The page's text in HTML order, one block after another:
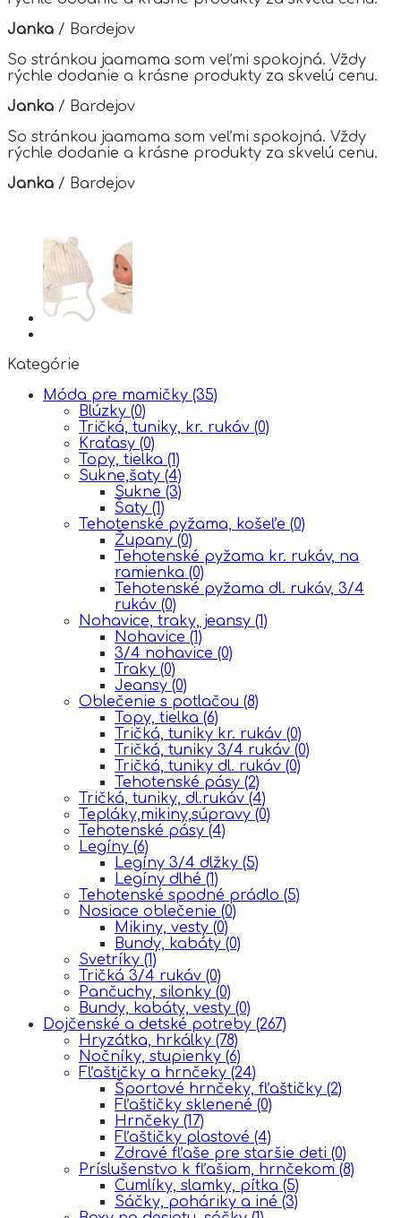
be
chosen
on
the
product
page
Janka / Bardejov
So stránkou jaamama som veľmi spokojná. Vždy
rýchle dodanie a krásne produkty za skvelú cenu.
Janka / Bardejov
So stránkou jaamama som veľmi spokojná. Vždy
rýchle dodanie a krásne produkty za skvelú cenu.
Janka / Bardejov
Kategórie
Móda pre mamičky (35)
Blúzky (0)
Tričká, tuniky, kr. rukáv (0)
Kraťasy (0)
Topy, tielka (1)
Sukne,šaty (4)
Sukne (3)
Šaty (1)
Tehotenské pyžama, košeľe (0)
Župany (0)
Tehotenské pyžama kr. rukáv, na
ramienka (0)
Tehotenské pyžama dl. rukáv, 3/4
rukáv (0)
Nohavice, traky, jeansy (1)
Nohavice (1)
3/4 nohavice (0)
Traky (0)
Jeansy (0)
Oblečenie s potlačou (8)
Topy, tielka (6)
Tričká, tuniky kr. rukáv (0)
Tričká, tuniky 3/4 rukáv (0)
Tričká, tuniky dl. rukáv (0)
Tehotenské pásy (2)
Tričká, tuniky, dl.rukáv (4)
Tepláky,mikiny,súpravy (0)
Tehotenské pásy (4)
Legíny (6)
Legíny 3/4 dlžky (5)
Legíny dlhé (1)
Tehotenské spodné prádlo (5)
Nosiace oblečenie (0)
Mikiny, vesty (0)
Bundy, kabáty (0)
Svetríky (1)
Tričká 3/4 rukáv (0)
Pančuchy, silonky (0)
Bundy, kabáty, vesty (0)
Dojčenské a detské potreby (267)
Hryzátka, hrkálky (78)
Nočníky, stupienky (6)
Fľaštičky a hrnčeky (24)
Športové hrnčeky, fľaštičky (2)
Fľaštičky sklenené (0)
Hrnčeky (17)
Fľaštičky plastové (4)
Zdravé fľaše pre staršie deti (0)
Príslušenstvo k fľašiam, hrnčekom (8)
Cumlíky, slamky, pítka (5)
Sáčky, poháriky a iné (3)